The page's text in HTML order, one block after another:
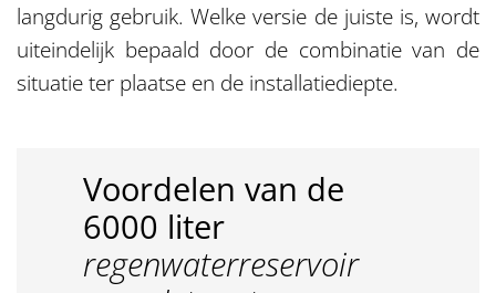
langdurig gebruik. Welke versie de juiste is, wordt
uiteindelijk bepaald door de combinatie van de
situatie ter plaatse en de installatiediepte.
Voordelen van de
6000 liter
regenwaterreservoir